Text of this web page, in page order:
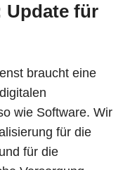
Update für
braucht eine
wie Software. Wir
für die
für die